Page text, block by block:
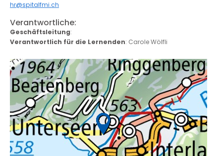
hr@spitalfmi.ch
Verantwortliche:
Geschäftsleitung:
Verantwortlich für die Lernenden: Carole Wölfli